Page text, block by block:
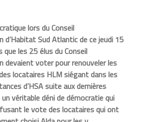
lors du Conseil
d’Habitat Sud Atlantic de ce jeudi 15
que les 25 élus du Conseil
devaient voter pour renouveler les
locataires HLM siégant dans les
d’HSA suite aux dernières
véritable déni de démocratie qui
le vote des locataires qui ont